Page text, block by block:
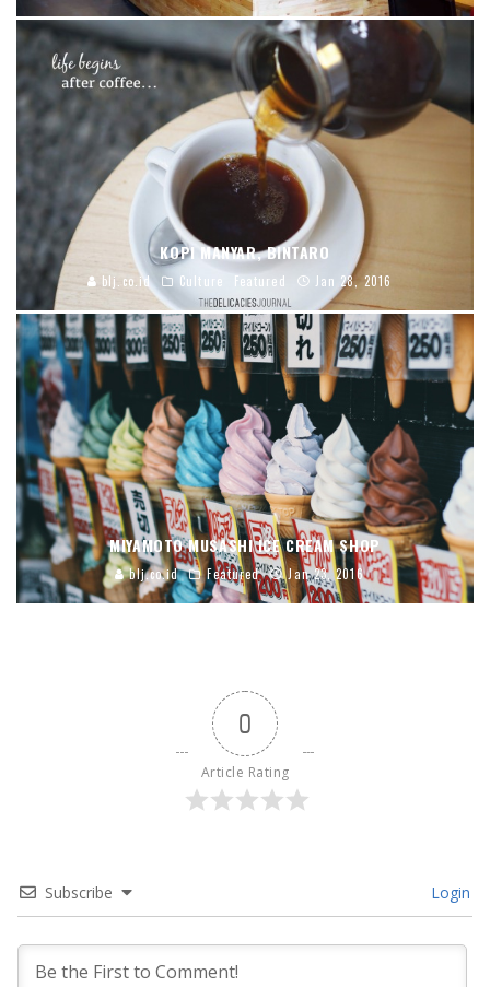
KOPI MANYAR, BINTARO
blj.co.id Culture Featured Jan 28, 2016
MIYAMOTO MUSASHI ICE CREAM SHOP
blj.co.id Featured Jan 23, 2016
0
Article Rating
Subscribe Login